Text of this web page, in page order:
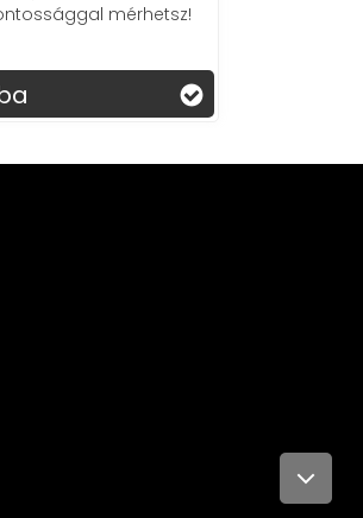
Kosárba